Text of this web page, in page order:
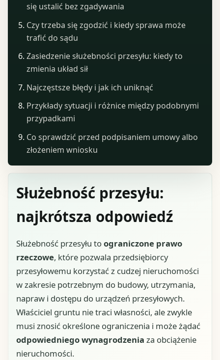
Służebność przesyłu:
najkrótsza odpowiedź
Służebność przesyłu toograniczone prawo
rzeczowe, które pozwala przedsiębiorcy
przesyłowemu korzystać z cudzej nieruchomości
w zakresie potrzebnym do budowy, utrzymania,
napraw i dostępu do urządzeń przesyłowych.
Właściciel gruntu nie traci własności, ale zwykle
musi znosić określone ograniczenia i może żądać
odpowiedniego wynagrodzenia za obciążenie
nieruchomości.
się ustalić bez zgadywania
Czy trzeba się zgodzić i kiedy sprawa może
trafić do sądu
Zasiedzenie służebności przesyłu: kiedy to
zmienia układ sił
Najczęstsze błędy i jak ich uniknąć
Przykłady sytuacji i różnice między podobnymi
przypadkami
Co sprawdzić przed podpisaniem umowy albo
złożeniem wniosku